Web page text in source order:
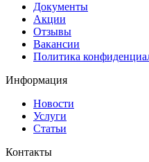
Документы
Акции
Отзывы
Вакансии
Политика
Информация
Новости
Услуги
Статьи
Контакты